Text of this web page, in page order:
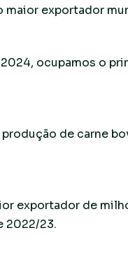
maior exportador
ocupamos o
de carne
exportador de
2022/23.